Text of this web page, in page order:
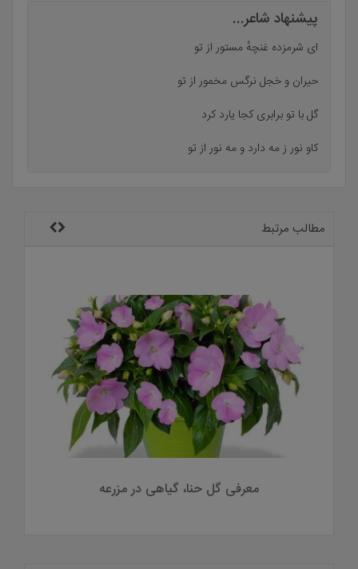
پیشنهاد شاعر...
ای شرمزده غنچهٔ مستور از تو
حیران و خجل نرگس مخمور از تو
گل با تو برابری کجا یارد کرد
کاو نور ز مه دارد و مه نور از تو
مطالب مرتبط
معرفی گل داوودی